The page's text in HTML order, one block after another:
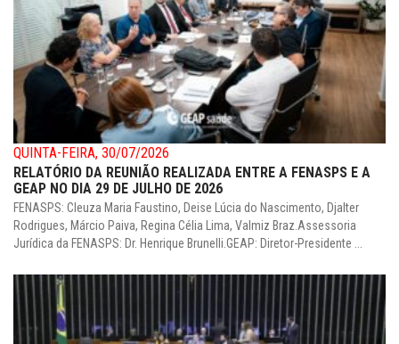
QUINTA-FEIRA, 30/07/2026
RELATÓRIO DA REUNIÃO REALIZADA ENTRE A FENASPS E A
GEAP NO DIA 29 DE JULHO DE 2026
FENASPS: Cleuza Maria Faustino, Deise Lúcia do Nascimento, Djalter
Rodrigues, Márcio Paiva, Regina Célia Lima, Valmiz Braz.Assessoria
Jurídica da FENASPS: Dr. Henrique Brunelli.GEAP: Diretor-Presidente ...